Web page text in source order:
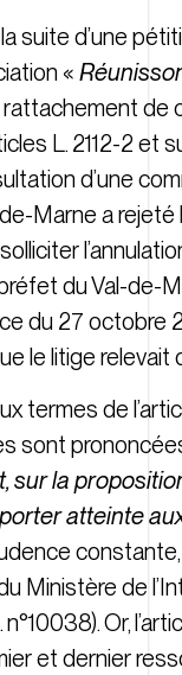
la suite d’une
«
de
L. 2112-2 et
d’une
Marne a rejeté
du Val-de-
du 27 octobre
le litige relevait
termes de
sont
sur la
atteinte
Ministère de
n°10038). Or,
et dernier